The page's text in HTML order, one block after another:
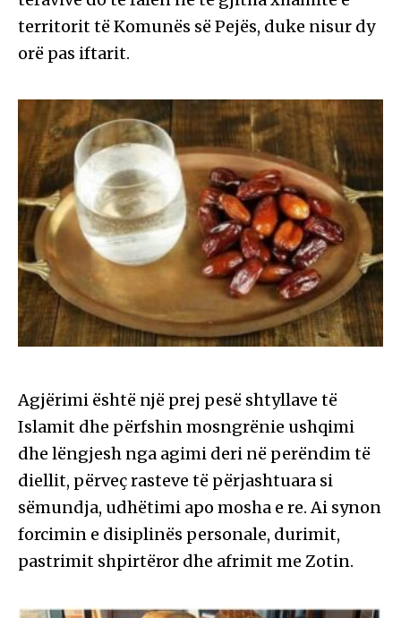
territorit të Komunës së Pejës, duke nisur dy
orë pas iftarit.
Agjërimi është një prej pesë shtyllave të
Islamit dhe përfshin mosngrënie ushqimi
dhe lëngjesh nga agimi deri në perëndim të
diellit, përveç rasteve të përjashtuara si
sëmundja, udhëtimi apo mosha e re. Ai synon
forcimin e disiplinës personale, durimit,
pastrimit shpirtëror dhe afrimit me Zotin.